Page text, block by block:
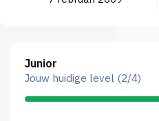
Junior
Jouw huidige level (2/4)